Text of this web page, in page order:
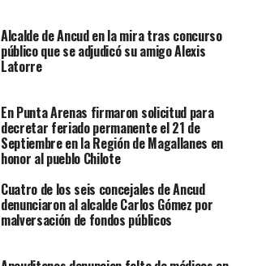
Alcalde de Ancud en la mira tras concurso
público que se adjudicó su amigo Alexis
Latorre
En Punta Arenas firmaron solicitud para
decretar feriado permanente el 21 de
Septiembre en la Región de Magallanes en
honor al pueblo Chilote
Cuatro de los seis concejales de Ancud
denunciaron al alcalde Carlos Gómez por
malversación de fondos públicos